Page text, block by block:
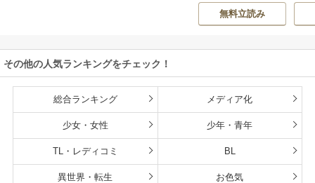
くなるチート能力
持ち転生者だけど
雄たちの母乳で成
房雪 / マップ
無料立読み
その他の人気ランキングをチェック！
総合ランキング メディア化
少女・女性 少年・青年
TL・レディコミ BL
異世界・転生 お色気